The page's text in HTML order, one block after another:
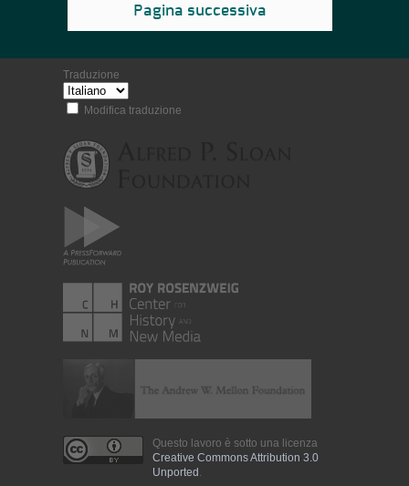
Pagina successiva
Traduzione
Modifica traduzione
Questo lavoro è sotto una licenza
Creative Commons Attribution 3.0
Unported .